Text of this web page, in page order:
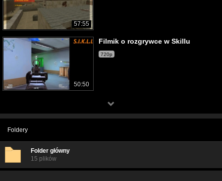
57:55
50:50
Filmik o rozgrywce w Skillu
720p
Foldery
Folder główny
15 plików